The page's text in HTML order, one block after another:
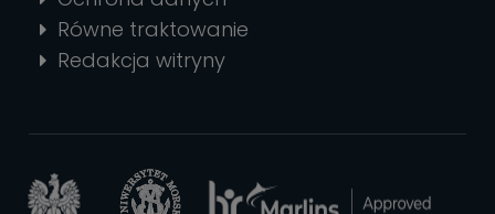
Równe traktowanie
Redakcja witryny